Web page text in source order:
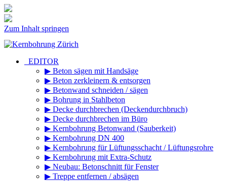
Zum Inhalt springen
_EDITOR
▶ Beton sägen mit Handsäge
▶ Beton zerkleinern & entsorgen
▶ Betonwand schneiden / sägen
▶ Bohrung in Stahlbeton
▶ Decke durchbrechen (Deckendurchbruch)
▶ Decke durchbrechen im Büro
▶ Kernbohrung Betonwand (Sauberkeit)
▶ Kernbohrung DN 400
▶ Kernbohrung für Lüftungsschacht / Lüftungsrohre
▶ Kernbohrung mit Extra-Schutz
▶ Neubau: Betonschnitt für Fenster
▶ Treppe entfernen / absägen